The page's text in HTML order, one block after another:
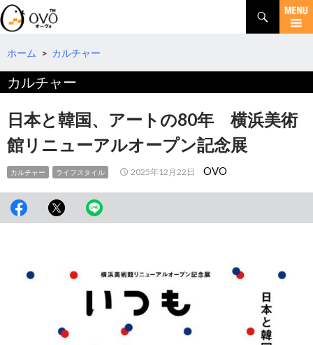
検
索
コ
テ
ツ
へ
ホーム > カルチャー
カルチャー
日本と韓国、アートの80年 横浜美術
館リニューアルオープン記念展
カルチャー ライフスタイル 2025年12月22日 OVO